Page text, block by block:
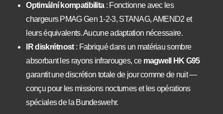
Optimální kompatibilita: Fonctionne avec les
chargeurs PMAG Gen 1-2-3, STANAG, AMEND2 et
leurs équivalents. Aucune adaptation nécessaire.
IR diskrétnost: Fabriqué dans un matériau sombre
absorbant les rayons infrarouges, ce magwell HK G95
garantit une discrétion totale de jour comme de nuit —
conçu pour les missions nocturnes et les opérations
spéciales de la Bundeswehr.